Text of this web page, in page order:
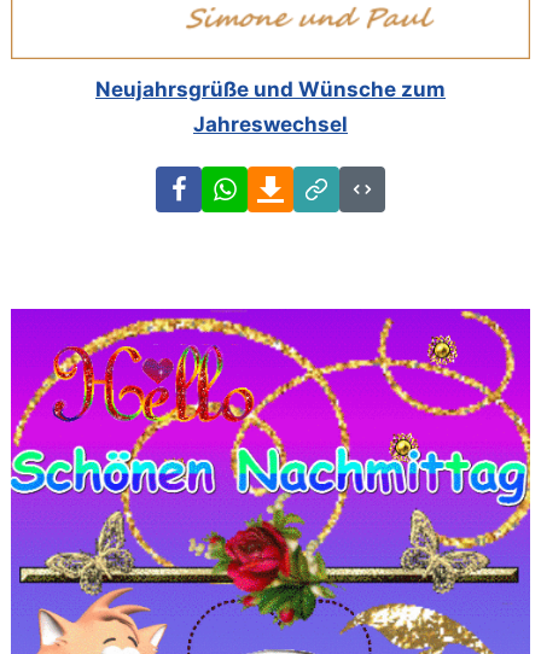
Neujahrsgrüße und Wünsche zum
Jahreswechsel
FacebookWhatsAppDownload
Link
Code